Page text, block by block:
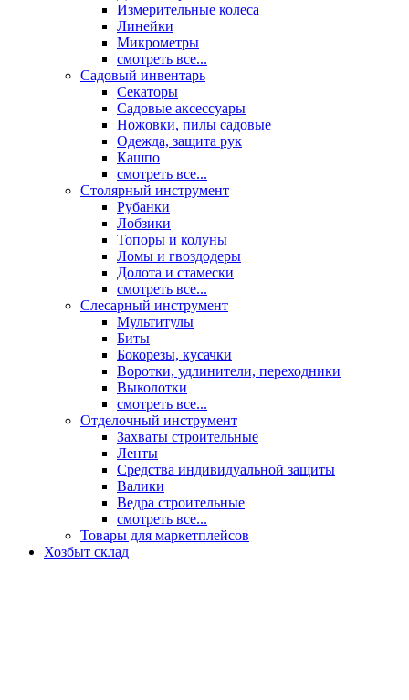
Измерительные колеса
Линейки
Микрометры
смотреть все...
Садовый инвентарь
Секаторы
Садовые аксессуары
Ножовки, пилы садовые
Одежда, защита рук
Кашпо
смотреть все...
Столярный инструмент
Рубанки
Лобзики
Топоры и колуны
Ломы и гвоздодеры
Долота и стамески
смотреть все...
Слесарный инструмент
Мультитулы
Биты
Бокорезы, кусачки
Воротки, удлинители, переходники
Выколотки
смотреть все...
Отделочный инструмент
Захваты строительные
Ленты
Средства индивидуальной защиты
Валики
Ведра строительные
смотреть все...
Товары для маркетплейсов
Хозбыт склад